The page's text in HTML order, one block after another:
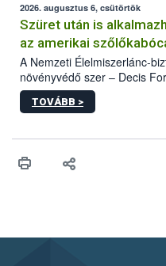
az intenzív felderítést,
hatósággal is
2026. augusztus 6, csütörtök
Szüret után is
az amerikai
A Nemzeti Élelmiszerlánc-
növényvédő szer – Decis
engedélyokiratát
egészen a vesszőérettség
érésű szőlőkben is legyen
felhasználók számára is
TOVÁBB >